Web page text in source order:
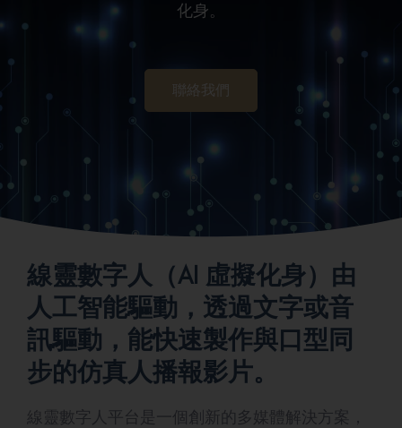
化身。
聯絡我們
線靈數字人（AI 虛擬化身）由
人工智能驅動，透過文字或音
訊驅動，能快速製作與口型同
步的仿真人播報影片。
線靈數字人平台是一個創新的多媒體解決方案，